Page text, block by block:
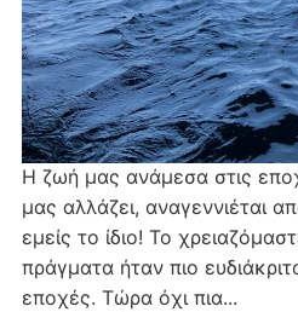
Η ζωή μας ανάμεσα στις
μας αλλάζει, αναγεννιέται
εμείς το ίδιο! Το
πράγματα ήταν πιο
εποχές. Τώρα όχι πια...